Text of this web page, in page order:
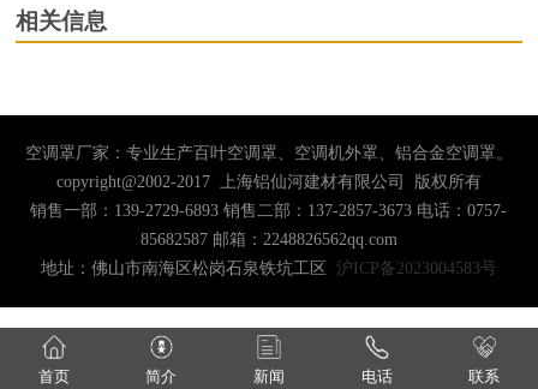
相关信息
空调罩厂家：专业生产百叶空调罩、空调机外罩、铝合金空调罩。
copyright@2002-2017 上海铝仙河建材有限公司 版权所有
销售一部：139-2729-6893 销售二部：137-2857-3673 电话：0757-
85682587 邮箱：2248826562qq.com
地址：佛山市南海区松岗石泉铁坑工区 沪ICP备2023004583号
首页 简介 新闻 电话 联系